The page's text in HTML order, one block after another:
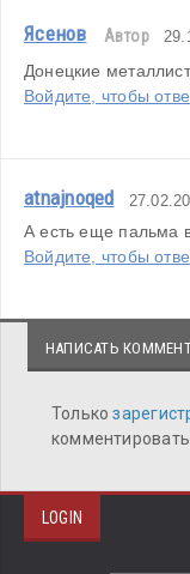
Ясенов Автор
Донецкие
Войдите, чтобы
atnajnoqed
А есть еще пальма
Войдите, чтобы
НАПИСАТЬ
Только
LOGIN